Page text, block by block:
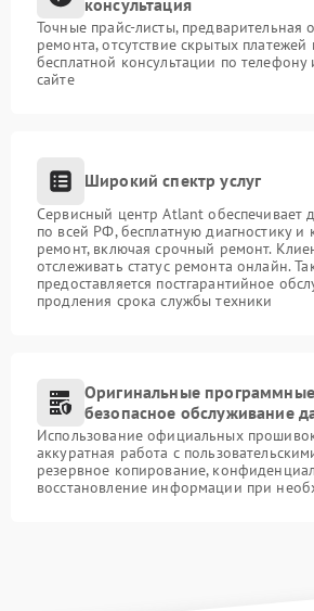
Точные прайс-листы, предварительная
ремонта, отсутствие скрытых
бесплатной консультации по
сайте
Широкий спектр услуг
Сервисный центр Atlant обеспечивает
по всей РФ, бесплатную диагностику и
ремонт, включая срочный ремонт.
отслеживать статус ремонта онлайн.
предоставляется постгарантийное
продления срока службы техники
Оригинальные
безопасное обслуживание
Использование официальных
аккуратная работа с
резервное копирование,
восстановление информации при